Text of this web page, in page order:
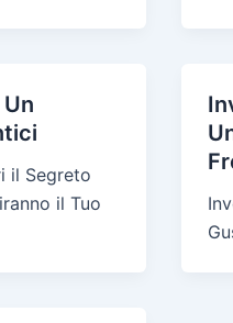
il Segreto
il Tuo